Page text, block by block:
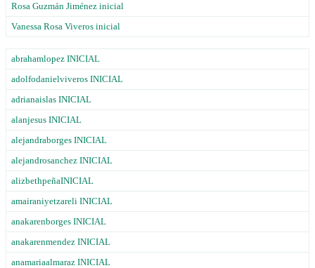
Rosa Guzmán Jiménez inicial
Vanessa Rosa Viveros inicial
abrahamlopez INICIAL
adolfodanielviveros INICIAL
adrianaislas INICIAL
alanjesus INICIAL
alejandraborges INICIAL
alejandrosanchez INICIAL
alizbethpeñaINICIAL
amairaniyetzareli INICIAL
anakarenborges INICIAL
anakarenmendez INICIAL
anamariaalmaraz INICIAL